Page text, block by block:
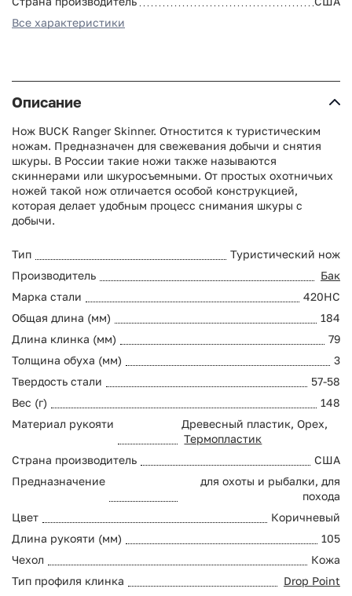
Все характеристики
Описание
Нож BUCK Ranger Skinner. Отностится к туристическим
ножам. Предназначен для свежевания добычи и снятия
шкуры. В России такие ножи также называются
скиннерами или шкуросъемными. От простых охотничьих
ножей такой нож отличается особой конструкцией,
которая делает удобным процесс снимания шкуры с
добычи.
Тип
Туристический нож
Производитель
Бак
Марка стали
420HC
Общая длина (мм)
184
Длина клинка (мм)
79
Толщина обуха (мм)
3
Твердость стали
57-58
Вес (г)
148
Материал рукояти
Древесный пластик, Орех,
Термопластик
Страна производитель
США
Предназначение
для охоты и рыбалки, для
похода
Цвет
Коричневый
Длина рукояти (мм)
105
Чехол
Кожа
Тип профиля клинка
Drop Point